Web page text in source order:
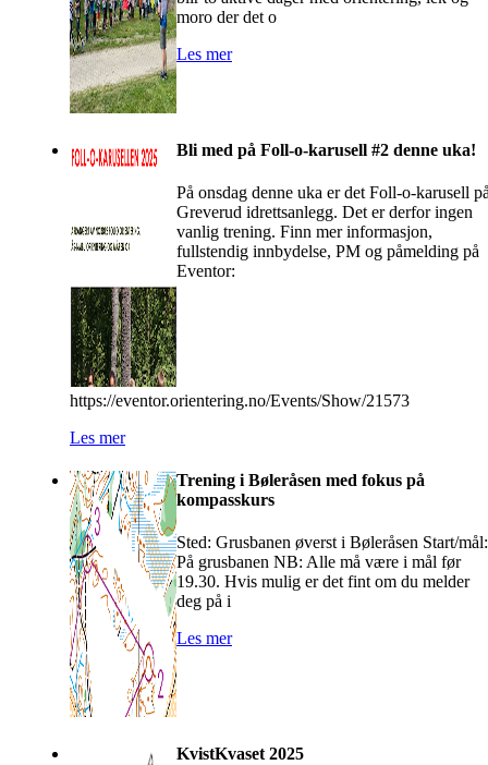
moro der det o
Les mer
Bli med på Foll-o-karusell #2 denne uka!
På onsdag denne uka er det Foll-o-karusell
Greverud idrettsanlegg. Det er derfor ingen
vanlig trening. Finn mer informasjon,
fullstendig innbydelse, PM og påmelding på
Eventor:
https://eventor.orientering.no/Events/Show/21573
Les mer
Trening i Bøleråsen med fokus på
kompasskurs
Sted: Grusbanen øverst i Bøleråsen Start/mål:
På grusbanen NB: Alle må være i mål før
19.30. Hvis mulig er det fint om du melder
deg på i
Les mer
KvistKvaset 2025